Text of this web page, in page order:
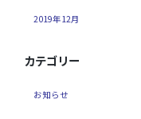
2019年12月
カテゴリー
お知らせ